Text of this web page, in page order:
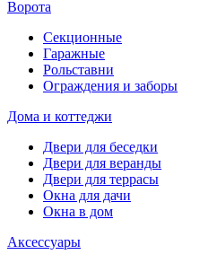
Ворота
Секционные
Гаражные
Рольставни
Ограждения и заборы
Дома и коттеджи
Двери для беседки
Двери для веранды
Двери для террасы
Окна для дачи
Окна в дом
Аксессуары